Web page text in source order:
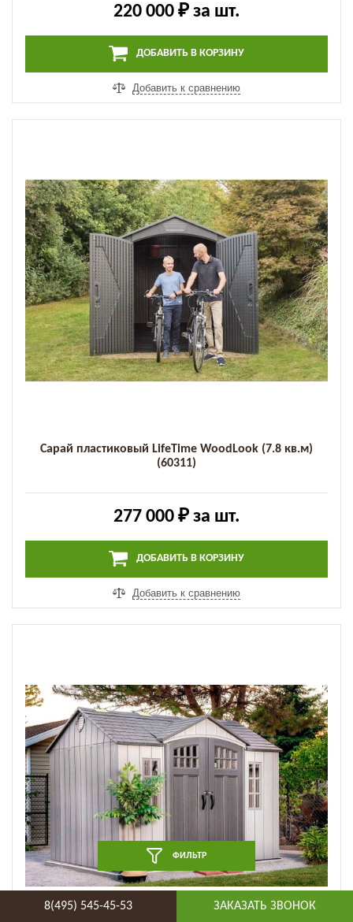
220 000 ₽ за шт.
ДОБАВИТЬ В КОРЗИНУ
Добавить к сравнению
Сарай пластиковый LifeTime WoodLook (7.8 кв.м)
(60311)
277 000 ₽ за шт.
ДОБАВИТЬ В КОРЗИНУ
Добавить к сравнению
ФИЛЬТР
8(495) 545-45-53 ЗАКАЗАТЬ ЗВОНОК